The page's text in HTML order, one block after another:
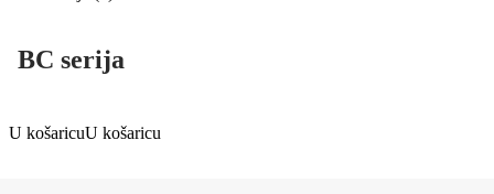
BC serija
U košaricuU košaricu